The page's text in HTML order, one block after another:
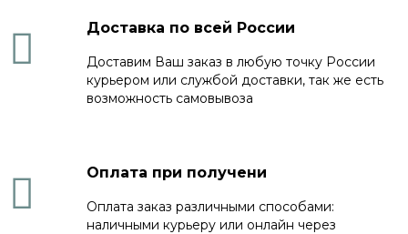
Доставка по всей России
Доставим Ваш заказ в любую точку России
курьером или службой доставки, так же есть
возможность самовывоза
Оплата при получени
Оплата заказ различными способами:
наличными курьеру или онлайн через